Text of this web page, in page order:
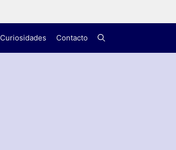
Curiosidades Contacto